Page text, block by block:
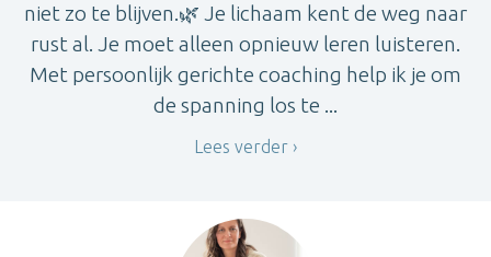
niet zo te blijven.🌿 Je lichaam kent de weg naar
rust al. Je moet alleen opnieuw leren luisteren.
Met persoonlijk gerichte coaching help ik je om
de spanning los te ...
Lees verder